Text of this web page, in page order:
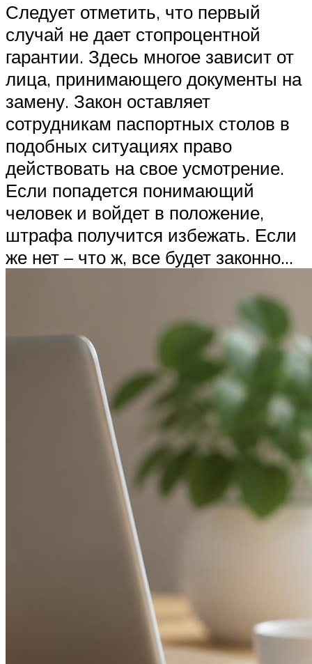
Следует отметить, что первый
случай не дает стопроцентной
гарантии. Здесь многое зависит от
лица, принимающего документы на
замену. Закон оставляет
сотрудникам паспортных столов в
подобных ситуациях право
действовать на свое усмотрение.
Если попадется понимающий
человек и войдет в положение,
штрафа получится избежать. Если
же нет – что ж, все будет законно…